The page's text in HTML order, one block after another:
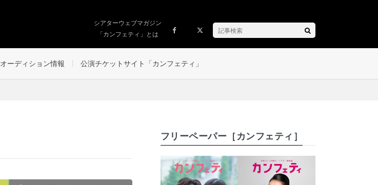
シアターウェブマガジン
「カンフェティ」とは
オーディション情報 公演チケットサイト「カンフェティ」
フリーペーパー［カンフェティ］